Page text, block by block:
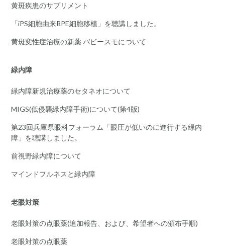
黄斑疾患のサプリメント
「iPS細胞由来RPE細胞移植」を聴講しました。
黄斑変性症治療の新薬 バビースモについて
緑内障
緑内障新規治療薬のセタネオについて
MIGS(低侵襲緑内障手術)について(第4版)
第23回兵庫県眼科フォーラム「眼圧が低いのに進行する緑内
障」を聴講しました。
前視野緑内障について
マインドフルネスと緑内障
老眼対策
老眼対策の点眼薬(追加報告、および、希望者への頒布手順)
老眼対策の点眼薬